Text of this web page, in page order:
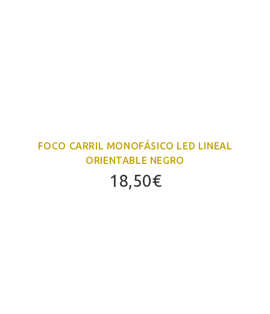
FOCO CARRIL MONOFÁSICO LED LINEAL
ORIENTABLE NEGRO
18,50€